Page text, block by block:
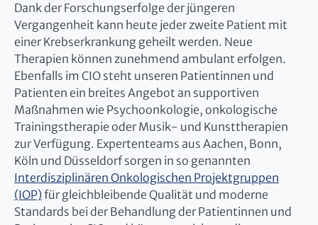
Dank der Forschungserfolge der jüngeren
Vergangenheit kann heute jeder zweite Patient mit
einer Krebserkrankung geheilt werden. Neue
Therapien können zunehmend ambulant erfolgen.
Ebenfalls im CIO steht unseren Patientinnen und
Patienten ein breites Angebot an supportiven
Maßnahmen wie Psychoonkologie, onkologische
Trainingstherapie oder Musik- und Kunsttherapien
zur Verfügung. Expertenteams aus Aachen, Bonn,
Köln und Düsseldorf sorgen in so genannten
Interdisziplinären Onkologischen Projektgruppen
(IOP) für gleichbleibende Qualität und moderne
Standards bei der Behandlung der Patientinnen und